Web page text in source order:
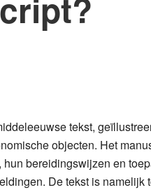
tekst,
objecten. Het
bereidingswijzen en
De tekst is namelijk